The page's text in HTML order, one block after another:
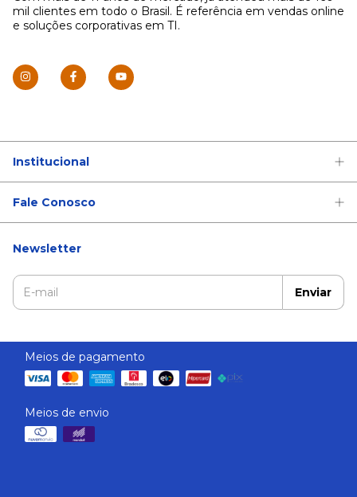
mil clientes em todo o Brasil. É referência em vendas online
e soluções corporativas em TI.
Institucional
Fale Conosco
Newsletter
Meios de pagamento
Meios de envio